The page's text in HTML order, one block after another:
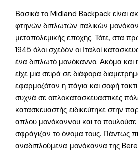
Βασικά το Midland Backpack είναι
φτηνών διπλωτών ιταλικών
μεταπολεμικής εποχής. Τότε, στα
1945 όλοι σχεδόν οι Ιταλοί
ένα διπλωτό μονόκαννο. Ακόμα
είχε μια σειρά σε διάφορα
εφαρμοζόταν η πάγια και σοφή
συχνά σε οπλοκατασκευαστικές
κατασκευαστής ειδικεύτηκε στην
απλου μονόκαννου και το
σφράγιζαν το όνομα τους. Πάντως
αναδιπλούμενα μονόκαννα της